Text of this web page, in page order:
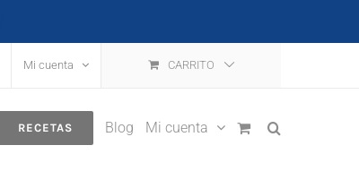
Mi cuenta CARRITO
RECETAS Blog Mi cuenta